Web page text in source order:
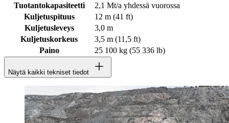
Tuotantokapasiteetti
2,1 Mt/a yhdessä vuorossa
Kuljetuspituus
12 m (41 ft)
Kuljetusleveys
3,0 m
Kuljetuskorkeus
3,5 m (11,5 ft)
Paino
25 100 kg (55 336 lb)
Näytä kaikki tekniset tiedot